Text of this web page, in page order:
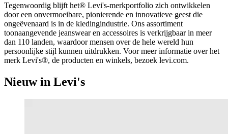
Tegenwoordig blijft het® Levi's-merkportfolio zich ontwikkelen
door een onvermoeibare, pionierende en innovatieve geest die
ongeëvenaard is in de kledingindustrie. Ons assortiment
toonaangevende jeanswear en accessoires is verkrijgbaar in meer
dan 110 landen, waardoor mensen over de hele wereld hun
persoonlijke stijl kunnen uitdrukken. Voor meer informatie over het
merk Levi's®, de producten en winkels, bezoek levi.com.
Nieuw in Levi's